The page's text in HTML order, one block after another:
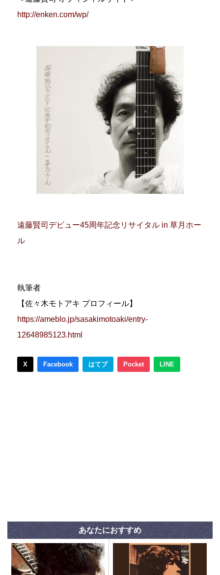
http://enken.com/wp/
遠藤賢司デビュー45周年記念リサイタル in 草月ホー
ル
執筆者
【佐々木モトアキ プロフィール】
https://ameblo.jp/sasakimotoaki/entry-
12648985123.html
X Facebook はてブ Pocket LINE
あなたにおすすめ